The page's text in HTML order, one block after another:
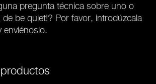
pregunta técnica sobre uno o
be quiet!? Por favor, introdúzcala
enviénoslo.